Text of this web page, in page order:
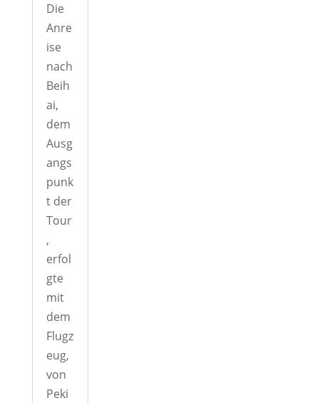
Die
Anre
ise
nach
Beih
ai,
dem
Ausg
angs
punk
t der
Tour
,
erfol
gte
mit
dem
Flugz
eug,
von
Peki